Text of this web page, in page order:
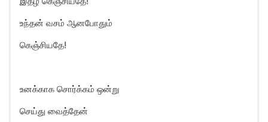
உந்தன் வசம் ஆனபோதும்
கெஞ்சியதே!
உனக்காக சொர்க்கம் ஒன்று
செய்து வைத்தேன்